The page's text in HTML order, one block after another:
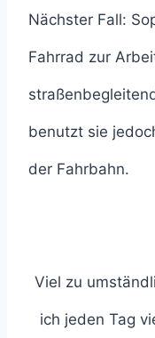
Nächster Fall:
Fahrrad zur
benutzt sie
der Fahrbahn.
Viel zu
ich jeden Tag